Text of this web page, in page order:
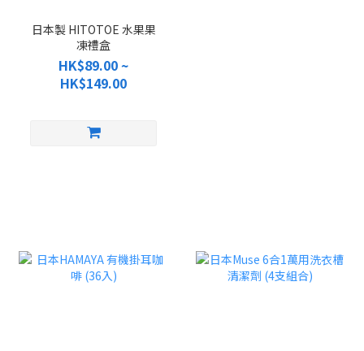
日本製 HITOTOE 水果果
凍禮盒
HK$89.00 ~
HK$149.00